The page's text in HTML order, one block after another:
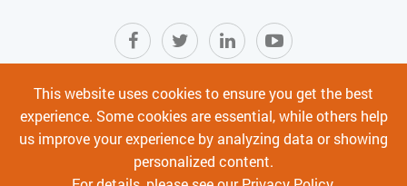
Mapa del sitio | Términos de Uso
|
Política de privacidad
|
Ciberseguridad
Derechos de autor ©
This website uses cookies to ensure you get the best
experience. Some cookies are essential, while others help
us improve your experience by analyzing data or showing
personalized content.